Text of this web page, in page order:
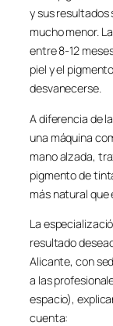
y sus resultados
mucho menor.
entre 8-12
piel y el
desvanecerse.
A diferencia de
una máquina
mano alzada,
pigmento de
más natural que
La
resultado
Alicante, con
a las
espacio),
cuenta: